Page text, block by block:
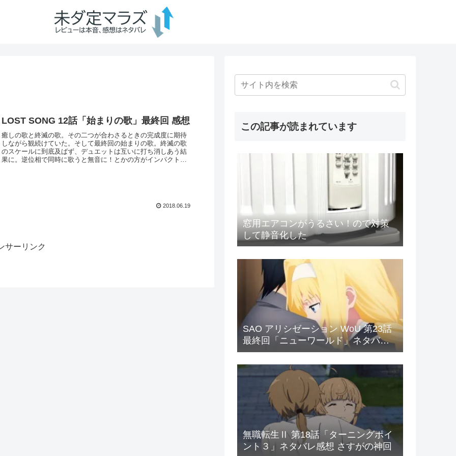
LOST SONG 12話「始まりの歌」最終回 感想
癒しの歌と終滅の歌。その二つが合わさるときの完成度に期待
しながら観続けていた。そして最終回の始まりの歌。終滅の歌
のスケールに到底及ばず、デュエットは互いに打ち消しあう結
果に。逆位相で同時に歌うと無音に！とかの方がインパクトは
2018.06.19
サーリンク
この記事が読まれています
窓用エアコンがうるさい！ので対策
して静音化した
SAO アリシゼーション WoU 第23話
最終回「ニューワールド」ネタバレ
感想 新世界
無職転生Ⅱ 第18話「ターニングポイ
ント３」ネタバレ感想 さすがの神回